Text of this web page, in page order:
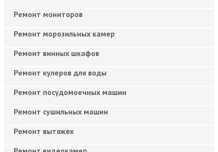
Ремонт мониторов
Ремонт морозильных камер
Ремонт винных шкафов
Ремонт кулеров для воды
Ремонт посудомоечных машин
Ремонт сушильных машин
Ремонт вытяжек